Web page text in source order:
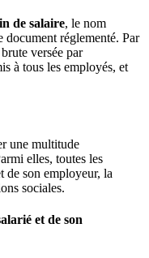
de salaire, le nom
document réglementé. Par
versée par
à tous les employés, et
une multitude
elles, toutes les
de son employeur, la
sociales.
et de son